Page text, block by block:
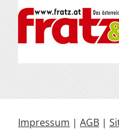
Impressum | AGB |